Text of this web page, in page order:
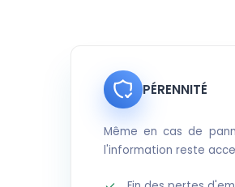
PÉRENNITÉ
Même en cas de
l'information reste